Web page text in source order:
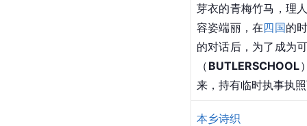
芽衣的青梅竹马，理
容姿端丽，在四国的
的对话后，为了成为
（ BUTLERSCHOOL
来，持有临时执事执
本乡诗织